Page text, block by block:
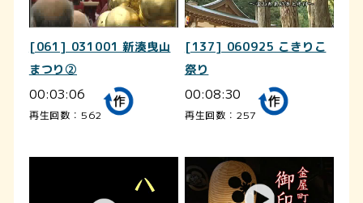
[061] 031001 新湊曳山
まつり②
00:03:06
再生回数：562
[137] 060925 こきりこ
祭り
00:08:30
再生回数：257